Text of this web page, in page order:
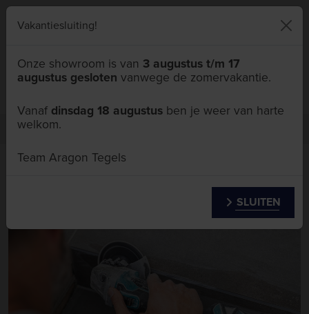
Over ons
Vakantiesluiting!
Onze showroom is van 3 augustus t/m 17
augustus gesloten vanwege de zomervakantie.
Vanaf dinsdag 18 augustus ben je weer van harte
welkom.
Team Aragon Tegels
SLUITEN